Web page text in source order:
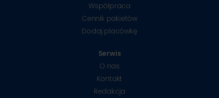
Współpraca
Cennik pakietów
Dodaj placówkę
Serwis
O nas
Kontakt
Redakcja